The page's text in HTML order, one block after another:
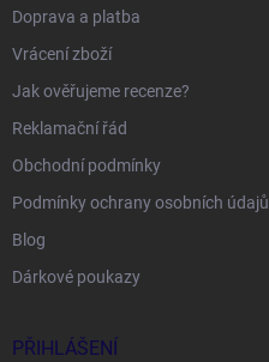
Doprava a platba
Vrácení zboží
Jak ověřujeme recenze?
Reklamační řád
Obchodní podmínky
Podmínky ochrany osobních údajů
Blog
Dárkové poukazy
PŘIHLÁŠENÍ